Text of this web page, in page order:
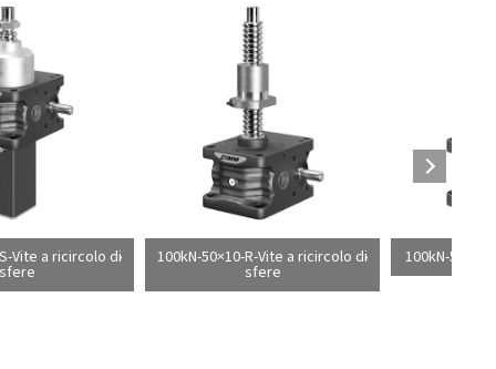
Vite a ricircolo di
sfere
100kN-50×10-R-Vite a ricircolo di
sfere
100kN-55×9-